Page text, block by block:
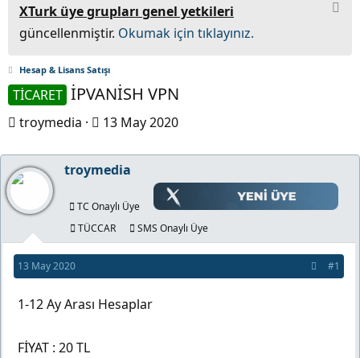
XTurk üye grupları genel yetkileri
güncellenmiştir. Okumak için tıklayınız.
Hesap & Lisans Satışı
TİCARET İPVANİSH VPN
K
n
b
u
u
b
a
l
troymedia
B
ş
a
n
g
ç
13 May 2020
troymedia
TC Onaylı Üye
TÜCCAR
SMS Onaylı Üye
13 May 2020 #1
1-12 Ay Arası Hesaplar
FİYAT : 20 TL